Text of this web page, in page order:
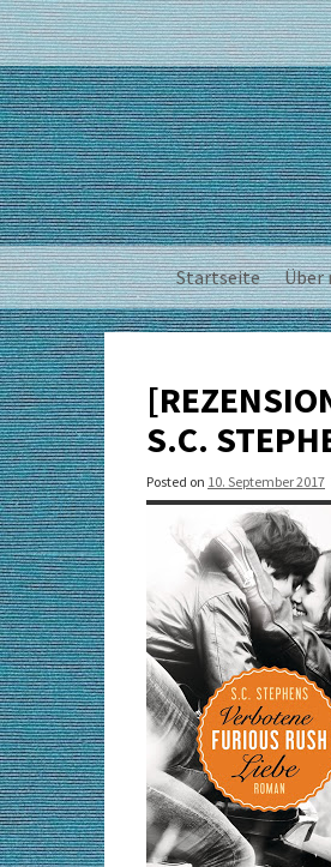
Skip
to
content
Startseite Über
S.C.
Posted on 10. September 2017